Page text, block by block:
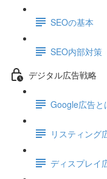
SEOの基本
SEO内部対策
デジタル広告戦略
Google広告と
リスティング
ディスプレイ